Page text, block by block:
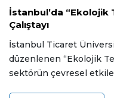
İstanbul’da “Ekolojik
Çalıştayı
İstanbul Ticaret
düzenlenen “Ekolojik
sektörün çevresel